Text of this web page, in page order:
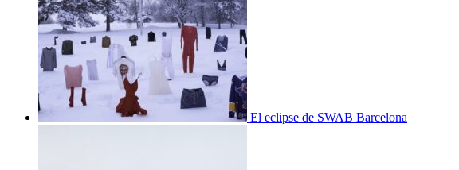
El eclipse de SWAB Barcelona